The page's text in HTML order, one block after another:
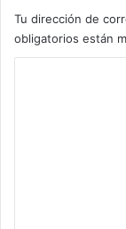
Tu dirección de
obligatorios están